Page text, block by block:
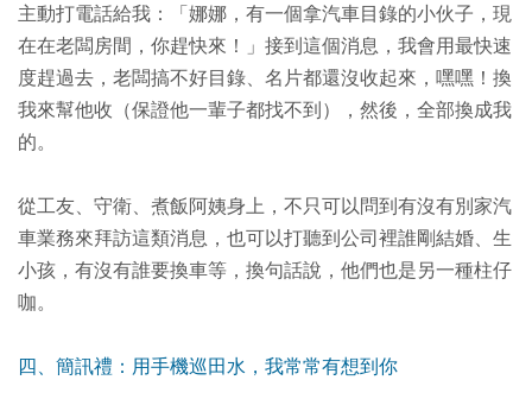
主動打電話給我：「娜娜，有一個拿汽車目錄的小伙子，現
在在老闆房間，你趕快來！」接到這個消息，我會用最快速
度趕過去，老闆搞不好目錄、名片都還沒收起來，嘿嘿！換
我來幫他收（保證他一輩子都找不到），然後，全部換成我
的。
從工友、守衛、煮飯阿姨身上，不只可以問到有沒有別家汽
車業務來拜訪這類消息，也可以打聽到公司裡誰剛結婚、生
小孩，有沒有誰要換車等，換句話說，他們也是另一種柱仔
咖。
四、簡訊禮：用手機巡田水，我常常有想到你